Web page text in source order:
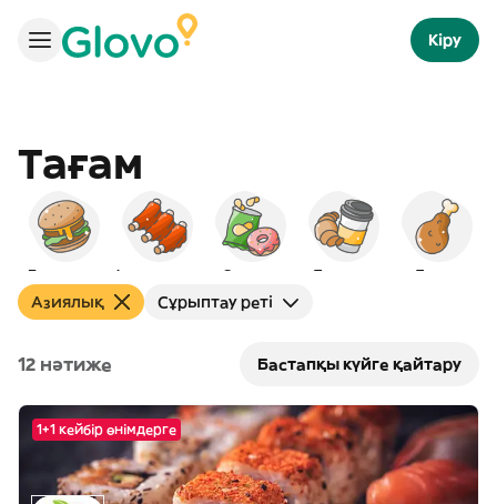
Кіру
Тағам
Бургерлер Америкалық Снэктер Таңғы ас Тауық
Азиялық Сұрыптау реті
12 нәтиже Бастапқы күйге қайтару
1+1 кейбір өнімдерге